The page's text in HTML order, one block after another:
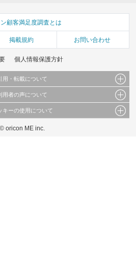
顧客満足度調査とは
掲載規約 お問い合わせ
個人情報保護方針
用・転載について
字、写真、イラスト、画像データ等）及びこれらの配
断転載・複製などの二次利用を行うことは固く禁じて
用者の声について
てサービスの利用者が提出された見解・感想です。
理解いただいた上でご覧ください。
キーの使用について
ユーザーに合わせたコンテンツや広告の表示、ソー
© oricon ME inc.